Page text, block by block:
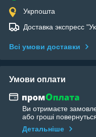
Укрпошта
Доставка экспресс
Всі умови доставки
Умови оплати
Ви отримаєте
або гроші
Детальніше